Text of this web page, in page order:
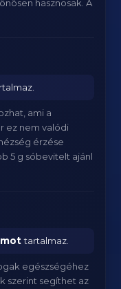
hasznosak. A
ami a
ez nem valódi
érzése
5 g sóbevitelt ajánl
tartalmaz.
egészségéhez
szerint segíthet az